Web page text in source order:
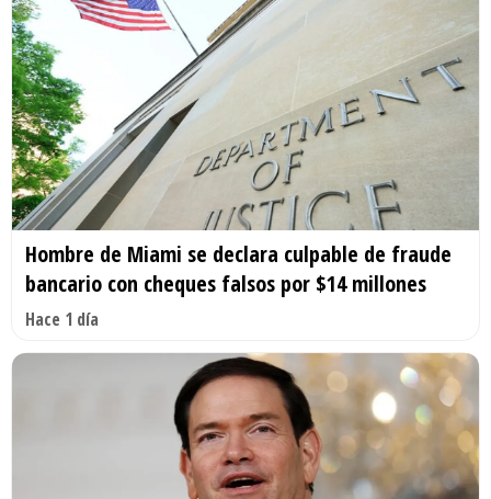
Hombre de Miami se declara culpable de fraude
bancario con cheques falsos por $14 millones
Hace 1 día